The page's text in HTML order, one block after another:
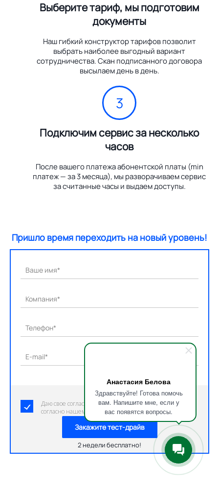
Анастасия Белова
Здравствуйте! Готова помочь
вам. Напишите мне, если у
вас появятся вопросы.
Выберите тариф, мы подготовим
документы
Наш гибкий конструктор тарифов позволит
выбрать наиболее выгодный вариант
сотрудничества. Скан подписанного договора
высылаем день в день.
3
Подключим сервис за несколько
часов
После вашего платежа абонентской платы (min
платеж — за 3 месяца), мы разворачиваем сервис
за считанные часы и выдаем доступы.
Пришло время переходить на новый уровень!
Ваше имя*
Компания*
Телефон*
E-mail*
Даю свое согласие на обработку персональных данных
согласно нашему пользовательскому соглашению.
Закажите тест-драйв
2 недели бесплатно!